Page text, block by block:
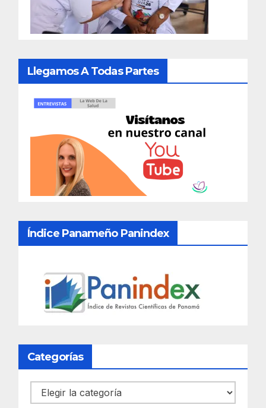
Llegamos A Todas Partes
Índice Panameño Panindex
Categorías
Categorías